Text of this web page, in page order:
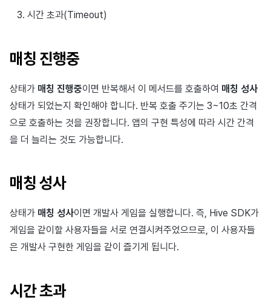
시간 초과(Timeout)
매칭 진행중
상태가 매칭 진행중이면 반복해서 이 메서드를 호출하여 매칭 성사
상태가 되었는지 확인해야 합니다. 반복 호출 주기는 3~10초 간격
으로 호출하는 것을 권장합니다. 앱의 구현 특성에 따라 시간 간격
을 더 늘리는 것도 가능합니다.
매칭 성사
상태가 매칭 성사이면 개발사 게임을 실행합니다. 즉, Hive SDK가
게임을 같이할 사용자들을 서로 연결시켜주었으므로, 이 사용자들
은 개발사 구현한 게임을 같이 즐기게 됩니다.
시간 초과